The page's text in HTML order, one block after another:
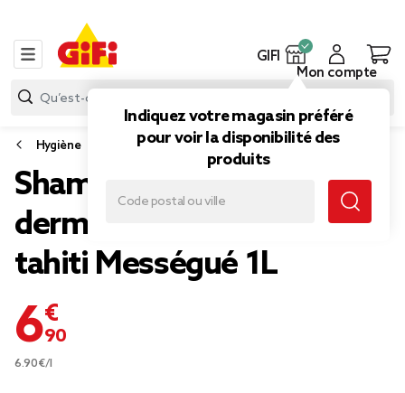
GIFI
Indiquez votre magasin préféré
pour voir la disponibilité des
produits
Mon compte
Hygiène
Shampoing et douche
dermatologique monoï de
tahiti Mességué 1L
6,90 €
6.90€/l